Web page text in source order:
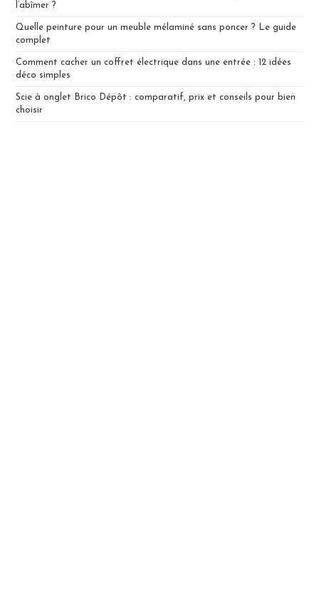
l’abîmer ?
Quelle peinture pour un meuble mélaminé sans poncer ? Le guide
complet
Comment cacher un coffret électrique dans une entrée : 12 idées
déco simples
Scie à onglet Brico Dépôt : comparatif, prix et conseils pour bien
choisir